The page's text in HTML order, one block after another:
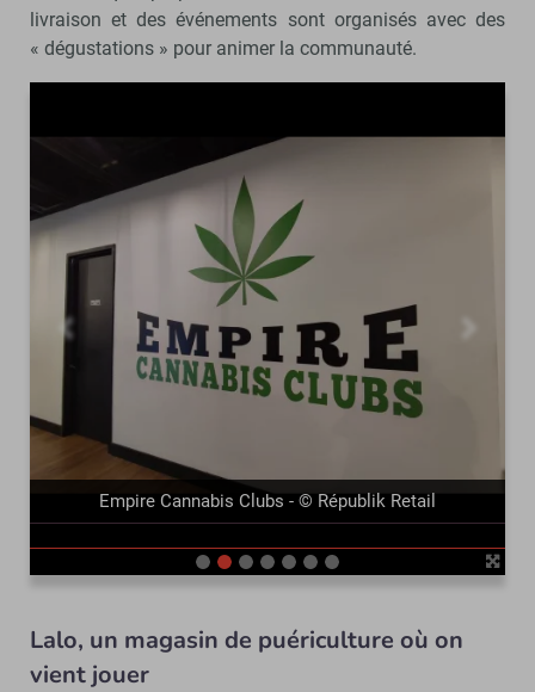
livraison et des événements sont organisés avec des
« dégustations » pour animer la communauté.
Empire Cannabis Clubs - © Républik Retail
précédent suivant
Lalo, un magasin de puériculture où on
vient jouer